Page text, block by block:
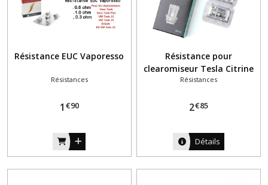
Résistance EUC Vaporesso
Résistances
1 €90
Résistance pour
clearomiseur Tesla Citrine
19
Résistances
2€85
Détails